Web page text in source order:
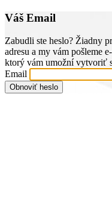
Váš Email
Zabudli ste heslo? Žiadny
adresu a my vám pošleme
ktorý vám umožní vytvoriť
Email
Obnoviť heslo